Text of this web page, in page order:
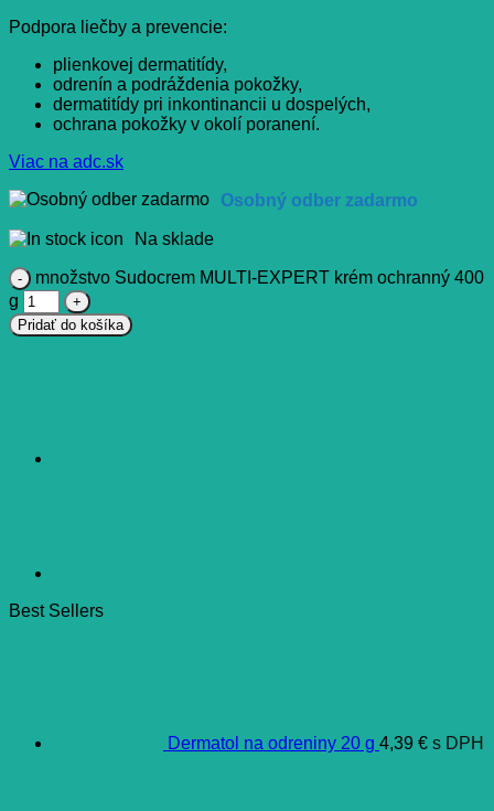
Podpora liečby a prevencie:
plienkovej dermatitídy,
odrenín a podráždenia pokožky,
dermatitídy pri inkontinancii u dospelých,
ochrana pokožky v okolí poranení.
Viac na adc.sk
Osobný odber zadarmo
Na sklade
množstvo Sudocrem MULTI-EXPERT krém ochranný 400
g
Pridať do košíka
Best Sellers
Dermatol na odreniny 20 g 4,39 € s DPH